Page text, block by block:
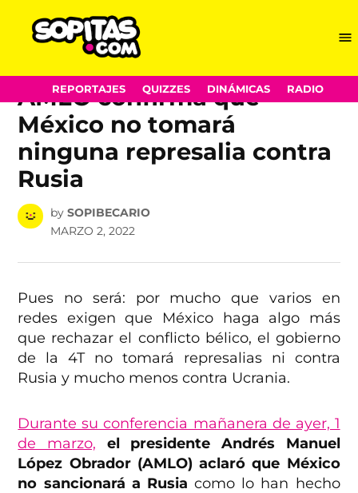
content
REPORTAJES QUIZZES DINÁMICAS RADIO
IN
AMLO confirma que
México no tomará
ninguna represalia contra
Rusia
by SOPIBECARIO
MARZO 2, 2022
Pues no será: por mucho que varios en
redes exigen que México haga algo más
que rechazar el conflicto bélico, el gobierno
de la 4T no tomará represalias ni contra
Rusia y mucho menos contra Ucrania.
Durante su conferencia mañanera de ayer, 1
de marzo,
el presidente Andrés Manuel
López Obrador (AMLO) aclaró que México
no sancionará a Rusia como lo han hecho